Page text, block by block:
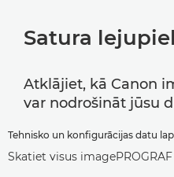
Satura
Atklājiet, kā Canon
var nodrošināt jūsu
Tehnisko un konfigurācijas datu
Skatiet visus